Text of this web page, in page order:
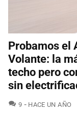
Probamos el
Volante: la
techo pero
sin
9 COMENTARIOS
HACE UN AÑO